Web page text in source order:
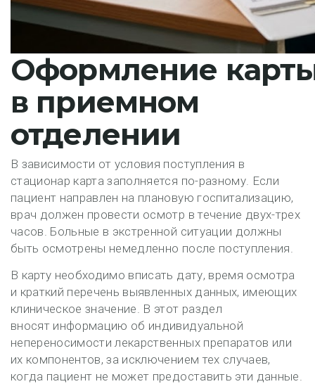
Оформление
в приемном
отделении
В зависимости от условия поступления в
стационар карта заполняется по-разному. Если
пациент направлен на плановую госпитализацию,
врач должен провести осмотр в течение двух-трех
часов. Больные в экстренной ситуации должны
быть осмотрены немедленно после поступления.
В карту необходимо вписать дату, время осмотра
и краткий перечень выявленных данных, имеющих
клиническое значение. В этот раздел
вносят информацию об индивидуальной
непереносимости лекарственных препаратов или
их компонентов, за исключением тех случаев,
когда пациент не может предоставить эти данные.